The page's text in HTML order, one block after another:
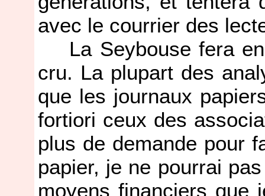
avec le courrier des
La Seybouse fera en
cru. La plupart des
que les journaux
fortiori ceux des
plus de demande pour
papier, je ne pourrai
moyens financiers que